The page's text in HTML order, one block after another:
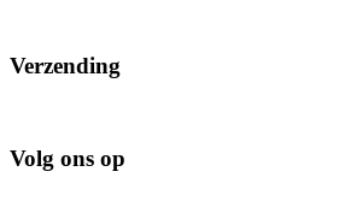
Verzending
Volg ons op